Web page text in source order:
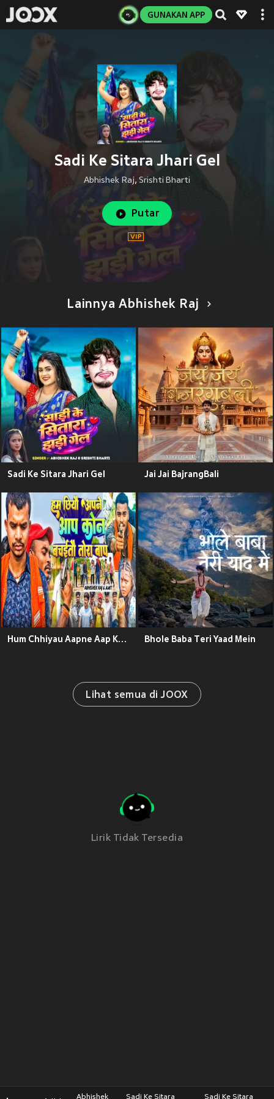
GUNAKAN APP
Sadi Ke Sitara Jhari Gel
Abhishek Raj, Srishti Bharti
Putar
Lainnya Abhishek Raj
Sadi Ke Sitara Jhari Gel Jai Jai BajrangBali
Hum Chhiyau Aapne Aap Kon Bachaitau Tora Baap Bhole Baba Teri Yaad Mein
Lihat semua di JOOX
Lirik Tidak Tersedia
Abhishek Sadi Ke Sitara Sadi Ke Sitara